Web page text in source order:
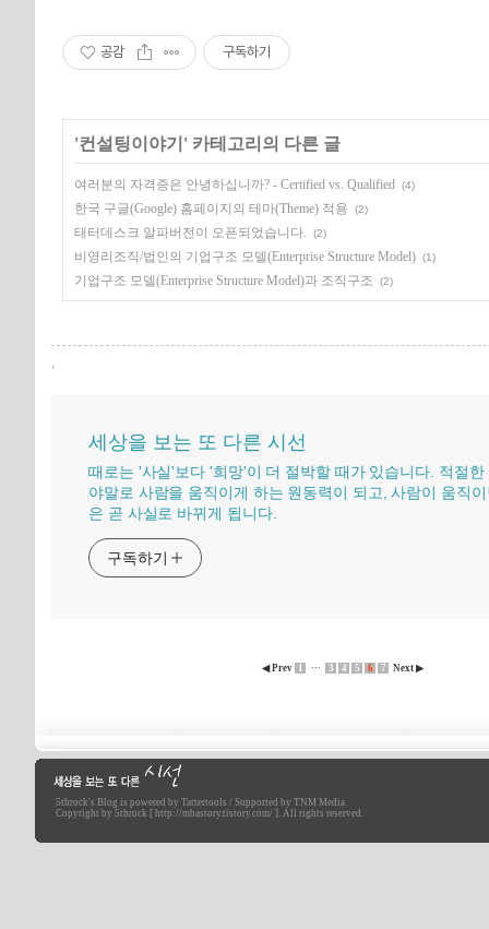
공감 구독하기
'컨설팅이야기 ' 카테고리의 다른 글
여러분의 자격증은 안녕하십니까? - Certified vs. Qualified (4)
한국 구글(Google) 홈페이지의 테마(Theme) 적용 (2)
태터데스크 알파버전이 오픈되었습니다. (2)
비영리조직/법인의 기업구조 모델(Enterprise Structure Model) (1)
기업구조 모델(Enterprise Structure Model)과 조직구조 (2)
,
세상을 보는 또 다른 시선
때로는 '사실'보다 '희망'이 더 절박할 때가 있습니다. 적절한
야말로 사람을 움직이게 하는 원동력이 되고, 사람이 움직
은 곧 사실로 바뀌게 됩니다.
구독하기
◀ Prev 1 ··· 3 4 5 6 7 Next ▶
세상을 보는 또 다른 시선
5throck's Blog is powered by Tattertools / Supported by TNM Media
Copyright by 5throck [ http://mbastory.tistory.com/ ]. All rights reserved.